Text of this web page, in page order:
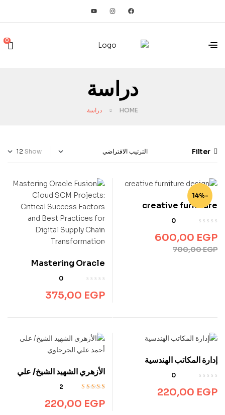
0
دراسة
HOME دراسة
Filter
Show
-14%
creative furniture
design
0
700,00EGP
600,00 EGP
Mastering Oracle
Fusion Cloud SCM
Success Factors and
Transformation
0
375,00 EGP
إدارة المكاتب الهندسية
0
220,00 EGP
الأزهري الشهيد الشيخ/ علي
أحمد علي الجرجاوي
من 5
2
220,00 EGP